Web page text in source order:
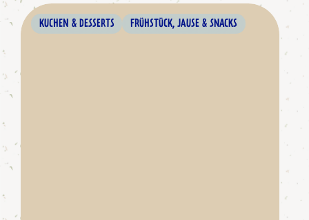
KUCHEN & DESSERTS FRÜHSTÜCK, JAUSE & SNACKS